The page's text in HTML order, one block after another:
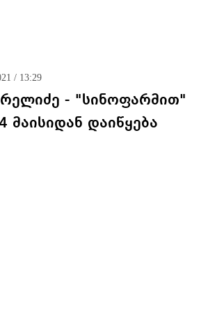
/ 13:29
- "სინოფარმით"
მაისიდან დაიწყება